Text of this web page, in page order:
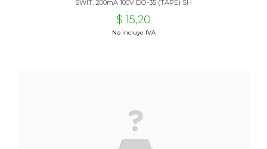
SWIT. 200mA 100V DO-35 (TAPE) SH
$ 15,20
No incluye IVA